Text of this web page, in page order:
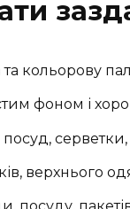
кольорову
фоном і
серветки,
верхнього